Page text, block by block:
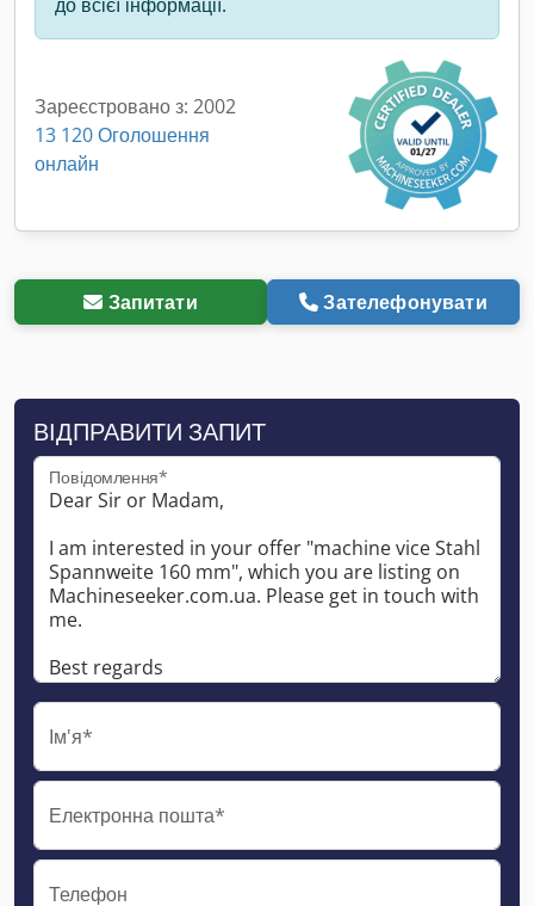
Зареєстровано з: 2002
13 120 Оголошення
онлайн
Запитати Зателефонувати
ВІДПРАВИТИ ЗАПИТ
Повідомлення*
Ім'я*
Електронна пошта*
Телефон